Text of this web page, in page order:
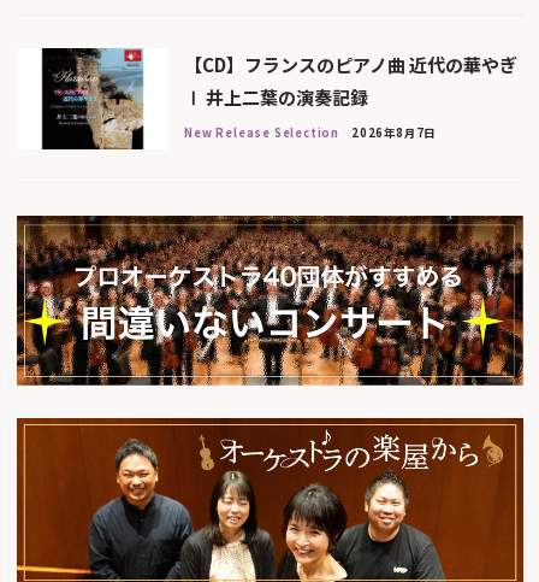
【CD】フランスのピアノ曲 近代の華やぎ
Ⅰ 井上二葉の演奏記録
New Release Selection 2026年8月7日